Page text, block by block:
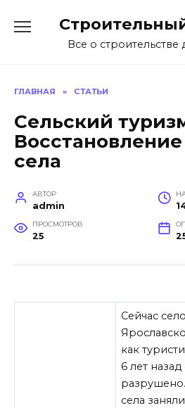
содержаниюВсе о строительстве
ГЛАВНАЯ » СТАТЬИ
Сельский
села
АВТОР
admin
ПРОСМОТРОВ
25
Сейчас
как
6 лет
села